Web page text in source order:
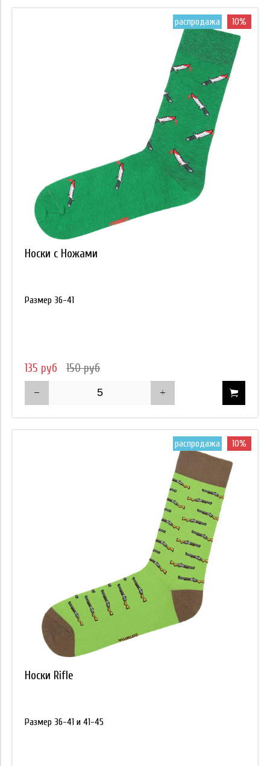
распродажа 10%
Носки с Ножами
Размер 36-41
135 руб 150 руб
распродажа 10%
Носки Rifle
Размер 36-41 и 41-45